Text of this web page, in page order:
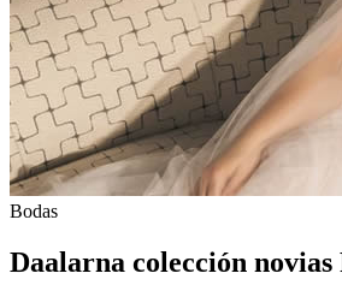
Bodas
Daalarna colección